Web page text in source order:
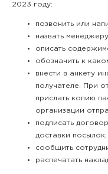
2023 году:
позвонить или
назвать
описать
обозначить к
внести в анкету
получателе. При
прислать копию
организации
подписать
доставки посылок;
сообщить
распечатать